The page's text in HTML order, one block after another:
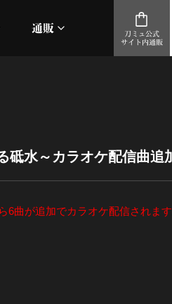
騎出陣 極
ていじ かうんとだうんぱーてぃー
半の寝ざめ
通販
ネルケオンラインショップ
刀ミュ公式
サイト内通販
砥水～カラオケ配信曲追
曲が追加でカラオケ配信されます